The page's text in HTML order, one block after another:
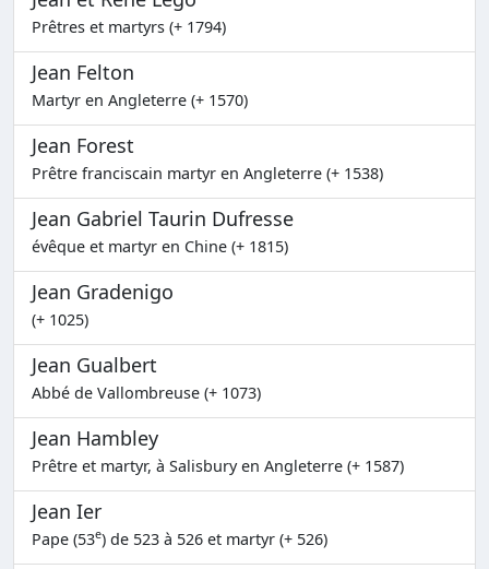
Prêtres et martyrs (+ 1794)
Jean Felton
Martyr en Angleterre (+ 1570)
Jean Forest
Prêtre franciscain martyr en Angleterre (+ 1538)
Jean Gabriel Taurin Dufresse
évêque et martyr en Chine (+ 1815)
Jean Gradenigo
(+ 1025)
Jean Gualbert
Abbé de Vallombreuse (+ 1073)
Jean Hambley
Prêtre et martyr, à Salisbury en Angleterre (+ 1587)
Jean Ier
Pape (53e) de 523 à 526 et martyr (+ 526)